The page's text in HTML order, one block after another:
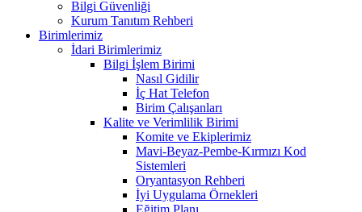
Bilgi Güvenliği
Kurum Tanıtım Rehberi
Birimlerimiz
İdari Birimlerimiz
Bilgi İşlem Birimi
Nasıl Gidilir
İç Hat Telefon
Birim Çalışanları
Kalite ve Verimlilik Birimi
Komite ve Ekiplerimiz
Mavi-Beyaz-Pembe-Kırmızı Kod
Sistemleri
Oryantasyon Rehberi
İyi Uygulama Örnekleri
Eğitim Planı